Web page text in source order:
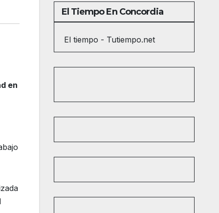
en
El Tiempo En Concordia
El tiempo - Tutiempo.net